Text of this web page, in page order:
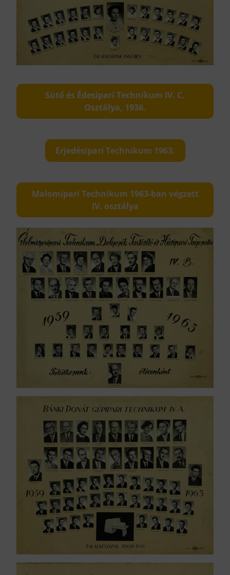
Sütő és Édesipari Technikum IV. C.
Osztálya, 1936.
Erjedésipari Technikum 1963.
Malomipari Technikum 1963-ban végzett
IV. osztálya